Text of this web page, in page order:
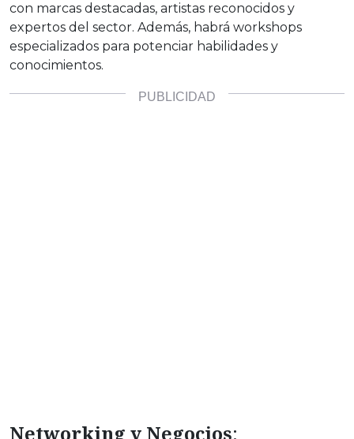
con marcas destacadas, artistas reconocidos y
expertos del sector. Además, habrá workshops
especializados para potenciar habilidades y
conocimientos.
Networking y Negocios: